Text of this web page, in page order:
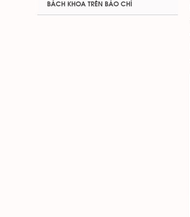
BÁCH KHOA TRÊN BÁO CHÍ